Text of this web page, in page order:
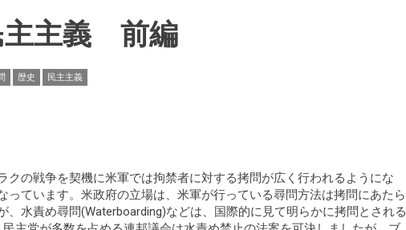
主主義 前編
歴史 民主主義
クの戦争を契機に米軍では拘禁者に対する拷問が広く行われるようにな
っています。米政府の立場は、米軍が行っている尋問方法は拷問にあたら
、水責め尋問(Waterboarding)などは、国際的に見て明らかに拷問とされる